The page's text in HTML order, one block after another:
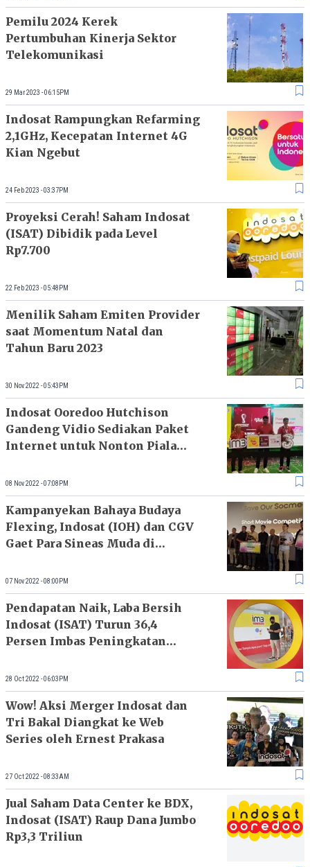
Pemilu 2024 Kerek
Pertumbuhan Kinerja Sektor
Telekomunikasi
29 Mar 2023 - 06:15PM
Indosat Rampungkan Refarming
2,1GHz, Kecepatan Internet 4G
Kian Ngebut
24 Feb 2023 - 03:37PM
Proyeksi Cerah! Saham Indosat
(ISAT) Dibidik pada Level
Rp7.700
22 Feb 2023 - 05:48PM
Menilik Saham Emiten Provider
saat Momentum Natal dan
Tahun Baru 2023
30 Nov 2022 - 05:43PM
Indosat Ooredoo Hutchison
Gandeng Vidio Sediakan Paket
Internet untuk Nonton Piala
08 Nov 2022 - 07:08PM
Kampanyekan Bahaya Budaya
Flexing, Indosat (IOH) dan CGV
Gaet Para Sineas Muda di
Our Socmed
07 Nov 2022 - 08:00PM
Pendapatan Naik, Laba Bersih
Indosat (ISAT) Turun 36,4
Persen Imbas Peningkatan
28 Oct 2022 - 06:03PM
Wow! Aksi Merger Indosat dan
Tri Bakal Diangkat ke Web
Series oleh Ernest Prakasa
27 Oct 2022 - 08:33AM
Jual Saham Data Center ke BDX,
Indosat (ISAT) Raup Dana Jumbo
Rp3,3 Triliun